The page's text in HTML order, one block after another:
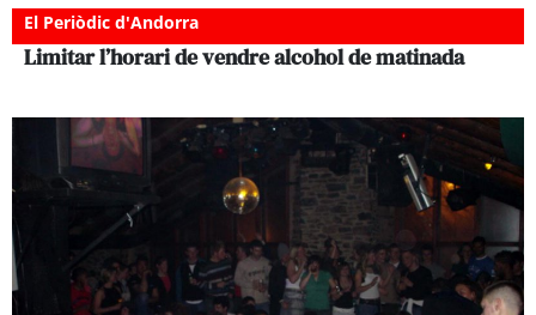
El Periòdic d'Andorra
Limitar l’horari de vendre alcohol de matinada